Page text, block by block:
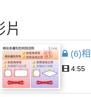
片
(6)
4:55